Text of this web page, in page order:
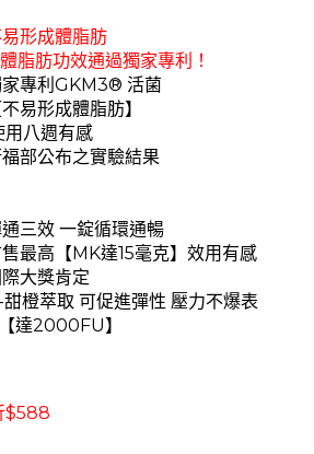
形成體脂肪
脂肪功效通過獨家專利！
專利GKM3® 活菌
易形成體脂肪】
八週有感
部公布之實驗結果
三效 一錠循環通暢
最高【MK達15毫克】效用有感
大獎肯定
橙萃取 可促進彈性 壓力不爆表
達2000FU】
$588